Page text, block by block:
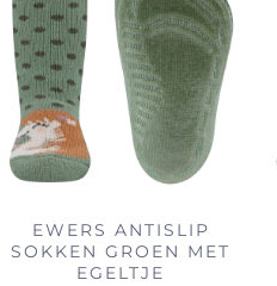
EWERS ANTISLIP
SOKKEN GROEN MET
EGELTJE